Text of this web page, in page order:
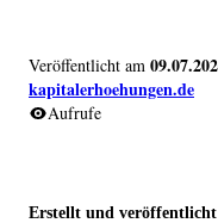
Veröffentlicht am
kapitalerhoehungen.de
Aufrufe
Erstellt und